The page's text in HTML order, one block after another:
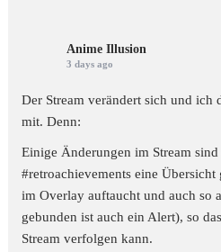
Anime Illusion
3 days ago
Der Stream verändert sich und ich
mit. Denn:
Einige Änderungen im Stream
#retroachievements eine Übersicht
im Overlay auftaucht und auch so
gebunden ist auch ein Alert), so
Stream verfolgen kann.